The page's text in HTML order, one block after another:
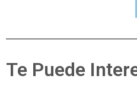
Te Puede